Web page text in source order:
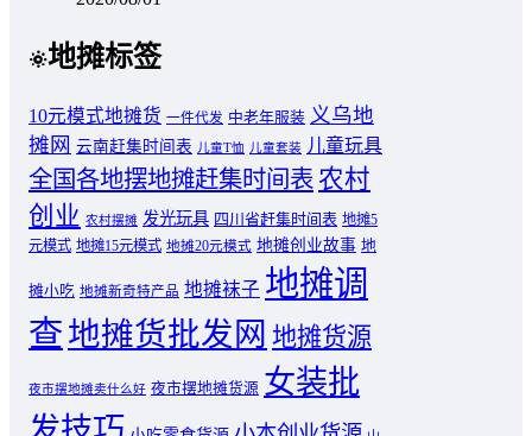
地摊标签
10元模式地摊货 一件代发 中老年服装 义乌地
摊网 云南赶集时间表 儿童T恤 儿童套装 儿童玩具
全国各地摆地摊赶集时间表 农村
创业 农村摆摊 发光玩具 四川省赶集时间表 地摊5
元模式 地摊15元模式 地摊20元模式 地摊创业故事 地
摊小吃 地摊新奇特产品 地摊袜子 地摊调
查地摊货批发网 地摊货源
夜市摆地摊卖什么好 夜市摆地摊货源 女装批